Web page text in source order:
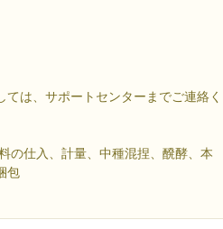
は、サポートセンターまでご連絡く
の仕入、計量、中種混捏、醗酵、本
包